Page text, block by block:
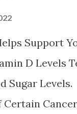
نفس است ورزش
باعث
Support
D Levels
Sugar
Certain